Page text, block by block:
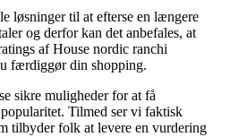
løsninger til at efterse en længere
og derfor kan det anbefales, at
af House nordic ranchi
færdiggør din shopping.
sikre muligheder for at få
Tilmed ser vi faktisk
tilbyder folk at levere en vurdering